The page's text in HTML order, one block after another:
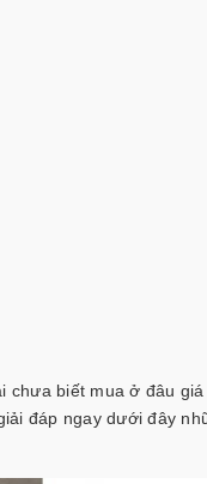
chưa biết mua ở đâu giá
đáp ngay dưới đây